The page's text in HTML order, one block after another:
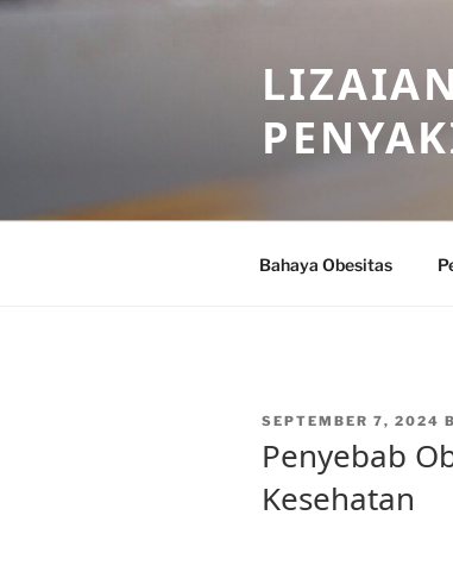
Skip
Bahaya Obesitas
POSTED
SEPTEMBER 7, 2024
Penyebab
Kesehatan